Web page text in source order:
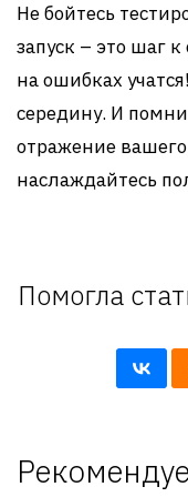
Не бойтесь
запуск – это шаг
на ошибках
середину. И
отражение
наслаждайтесь
Помогла